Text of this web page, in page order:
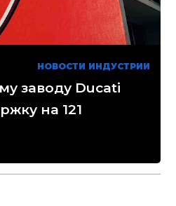
НОВОСТИ ИНДУСТРИИ
заводу Ducati
на 121